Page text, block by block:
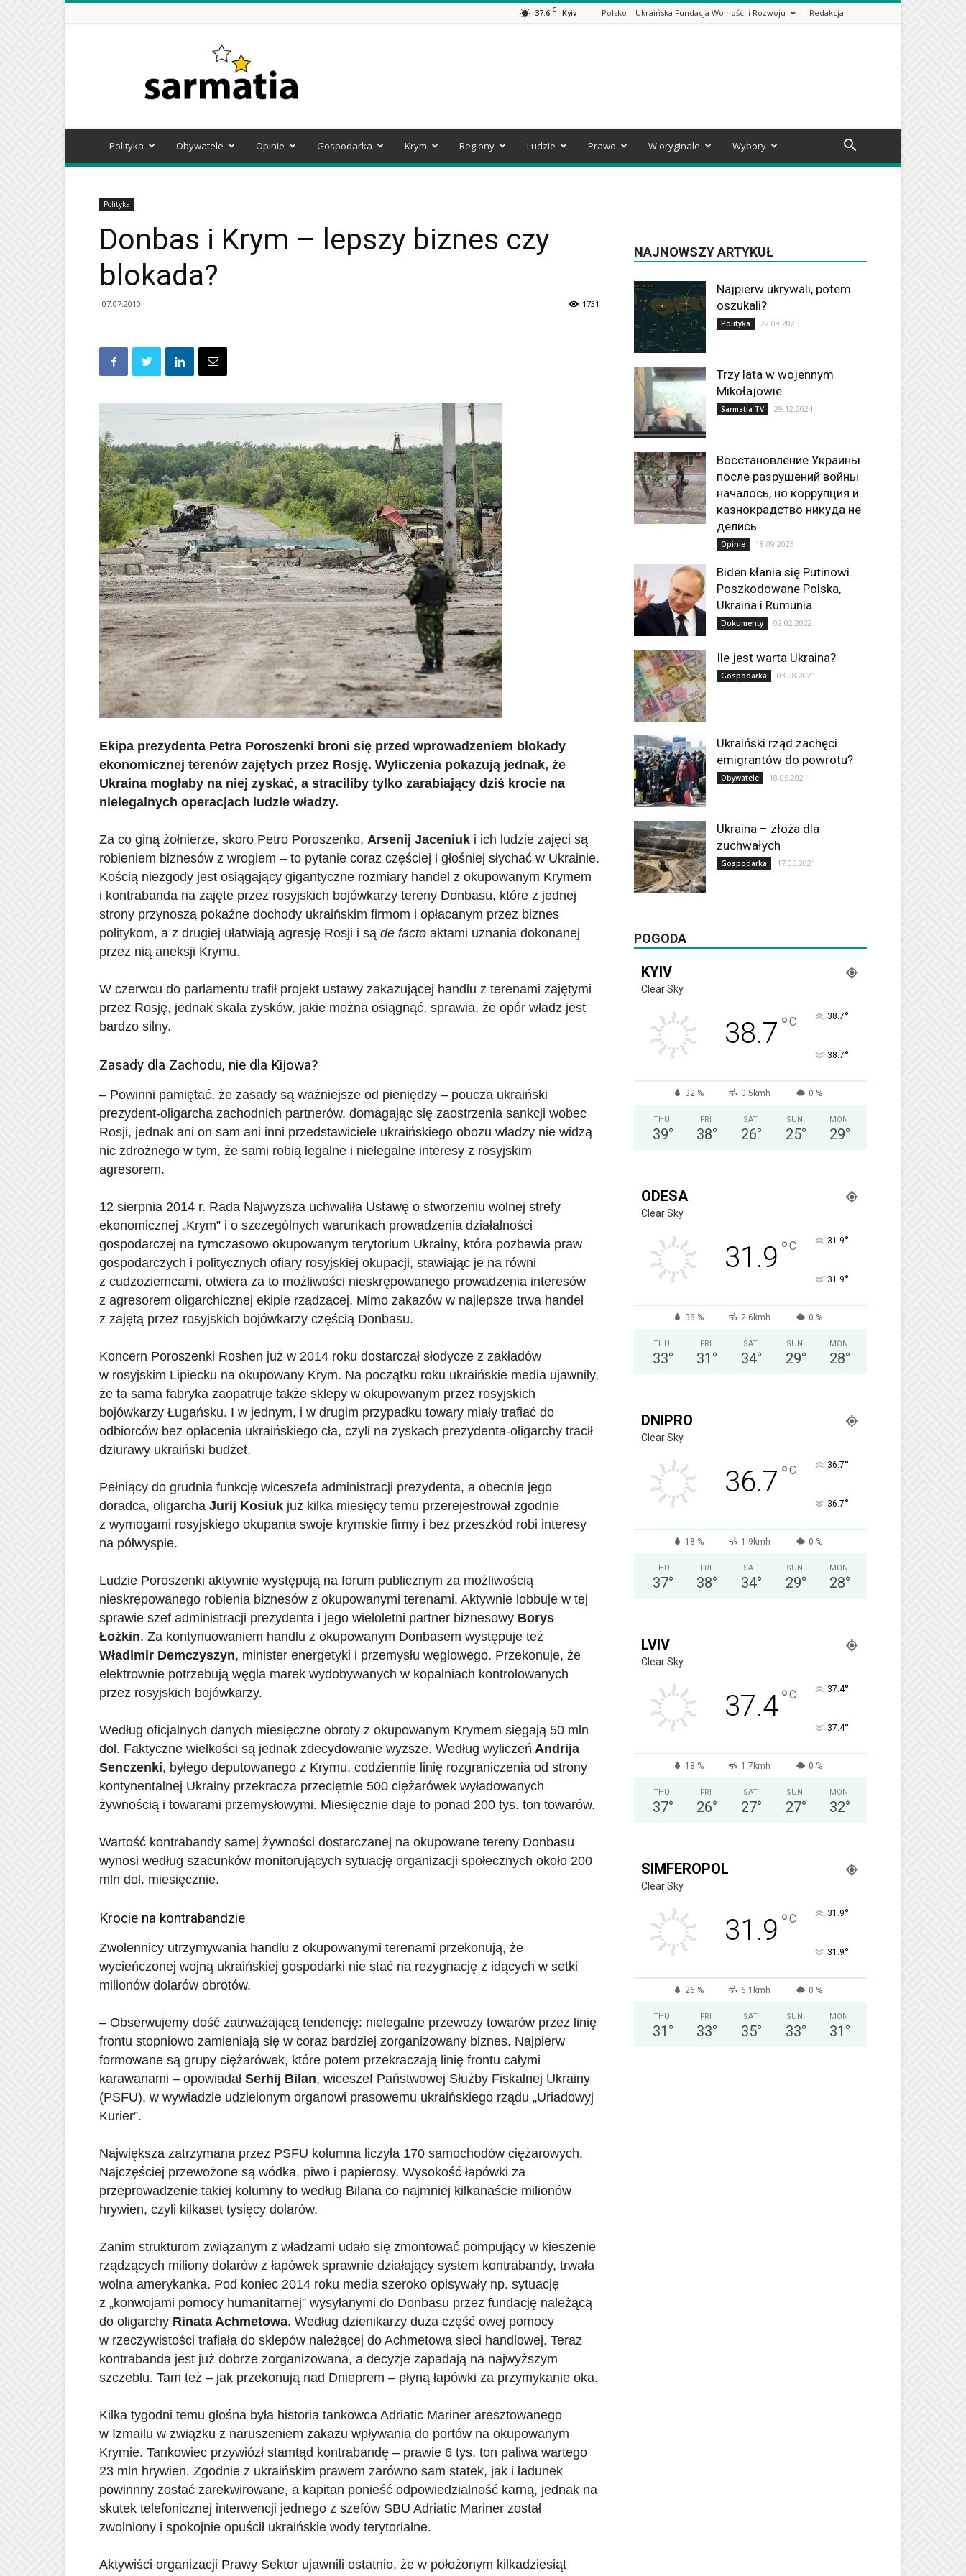
37.6 C Kyiv Polsko – Ukraińska Fundacja Wolności i Rozwoju Redakcja
Polityka Obywatele Opinie Gospodarka Krym Regiony Ludzie Prawo W oryginale Wybory
Polityka
Donbas i Krym – lepszy biznes czy
blokada?
07.07.2010 1731
Ekipa prezydenta Petra Poroszenki broni się przed wprowadzeniem blokady
ekonomicznej terenów zajętych przez Rosję. Wyliczenia pokazują jednak, że
Ukraina mogłaby na niej zyskać, a straciliby tylko zarabiający dziś krocie na
nielegalnych operacjach ludzie władzy.
Za co giną żołnierze, skoro Petro Poroszenko, Arsenij Jaceniuk i ich ludzie zajęci są
robieniem biznesów z wrogiem – to pytanie coraz częściej i głośniej słychać w Ukrainie.
Kością niezgody jest osiągający gigantyczne rozmiary handel z okupowanym Krymem
i kontrabanda na zajęte przez rosyjskich bojówkarzy tereny Donbasu, które z jednej
strony przynoszą pokaźne dochody ukraińskim firmom i opłacanym przez biznes
politykom, a z drugiej ułatwiają agresję Rosji i są de facto aktami uznania dokonanej
przez nią aneksji Krymu.
W czerwcu do parlamentu trafił projekt ustawy zakazującej handlu z terenami zajętymi
przez Rosję, jednak skala zysków, jakie można osiągnąć, sprawia, że opór władz jest
bardzo silny.
Zasady dla Zachodu, nie dla Kijowa?
– Powinni pamiętać, że zasady są ważniejsze od pieniędzy – poucza ukraiński
prezydent-oligarcha zachodnich partnerów, domagając się zaostrzenia sankcji wobec
Rosji, jednak ani on sam ani inni przedstawiciele ukraińskiego obozu władzy nie widzą
nic zdrożnego w tym, że sami robią legalne i nielegalne interesy z rosyjskim
agresorem.
12 sierpnia 2014 r. Rada Najwyższa uchwaliła Ustawę o stworzeniu wolnej strefy
ekonomicznej „Krym” i o szczególnych warunkach prowadzenia działalności
gospodarczej na tymczasowo okupowanym terytorium Ukrainy, która pozbawia praw
gospodarczych i politycznych ofiary rosyjskiej okupacji, stawiając je na równi
z cudzoziemcami, otwiera za to możliwości nieskrępowanego prowadzenia interesów
z agresorem oligarchicznej ekipie rządzącej. Mimo zakazów w najlepsze trwa handel
z zajętą przez rosyjskich bojówkarzy częścią Donbasu.
Koncern Poroszenki Roshen już w 2014 roku dostarczał słodycze z zakładów
w rosyjskim Lipiecku na okupowany Krym. Na początku roku ukraińskie media ujawniły,
że ta sama fabryka zaopatruje także sklepy w okupowanym przez rosyjskich
bojówkarzy Ługańsku. I w jednym, i w drugim przypadku towary miały trafiać do
odbiorców bez opłacenia ukraińskiego cła, czyli na zyskach prezydenta-oligarchy tracił
dziurawy ukraiński budżet.
Pełniący do grudnia funkcję wiceszefa administracji prezydenta, a obecnie jego
doradca, oligarcha Jurij Kosiuk już kilka miesięcy temu przerejestrował zgodnie
z wymogami rosyjskiego okupanta swoje krymskie firmy i bez przeszkód robi interesy
na półwyspie.
Ludzie Poroszenki aktywnie występują na forum publicznym za możliwością
nieskrępowanego robienia biznesów z okupowanymi terenami. Aktywnie lobbuje w tej
sprawie szef administracji prezydenta i jego wieloletni partner biznesowy Borys
Łożkin. Za kontynuowaniem handlu z okupowanym Donbasem występuje też
Władimir Demczyszyn, minister energetyki i przemysłu węglowego. Przekonuje, że
elektrownie potrzebują węgla marek wydobywanych w kopalniach kontrolowanych
przez rosyjskich bojówkarzy.
Według oficjalnych danych miesięczne obroty z okupowanym Krymem sięgają 50 mln
dol. Faktyczne wielkości są jednak zdecydowanie wyższe. Według wyliczeń Andrija
Senczenki, byłego deputowanego z Krymu, codziennie linię rozgraniczenia od strony
kontynentalnej Ukrainy przekracza przeciętnie 500 ciężarówek wyładowanych
żywnością i towarami przemysłowymi. Miesięcznie daje to ponad 200 tys. ton towarów.
Wartość kontrabandy samej żywności dostarczanej na okupowane tereny Donbasu
wynosi według szacunków monitorujących sytuację organizacji społecznych około 200
mln dol. miesięcznie.
Krocie na kontrabandzie
Zwolennicy utrzymywania handlu z okupowanymi terenami przekonują, że
wycieńczonej wojną ukraińskiej gospodarki nie stać na rezygnację z idących w setki
milionów dolarów obrotów.
– Obserwujemy dość zatrważającą tendencję: nielegalne przewozy towarów przez linię
frontu stopniowo zamieniają się w coraz bardziej zorganizowany biznes. Najpierw
formowane są grupy ciężarówek, które potem przekraczają linię frontu całymi
karawanami – opowiadał Serhij Bilan, wiceszef Państwowej Służby Fiskalnej Ukrainy
(PSFU), w wywiadzie udzielonym organowi prasowemu ukraińskiego rządu „Uriadowyj
Kurier”.
Największa zatrzymana przez PSFU kolumna liczyła 170 samochodów ciężarowych.
Najczęściej przewożone są wódka, piwo i papierosy. Wysokość łapówki za
przeprowadzenie takiej kolumny to według Bilana co najmniej kilkanaście milionów
hrywien, czyli kilkaset tysięcy dolarów.
Zanim strukturom związanym z władzami udało się zmontować pompujący w kieszenie
rządzących miliony dolarów z łapówek sprawnie działający system kontrabandy, trwała
wolna amerykanka. Pod koniec 2014 roku media szeroko opisywały np. sytuację
z „konwojami pomocy humanitarnej” wysyłanymi do Donbasu przez fundację należącą
do oligarchy Rinata Achmetowa. Według dzienikarzy duża część owej pomocy
w rzeczywistości trafiała do sklepów należącej do Achmetowa sieci handlowej. Teraz
kontrabanda jest już dobrze zorganizowana, a decyzje zapadają na najwyższym
szczeblu. Tam też – jak przekonują nad Dnieprem – płyną łapówki za przymykanie oka.
Kilka tygodni temu głośna była historia tankowca Adriatic Mariner aresztowanego
w Izmailu w związku z naruszeniem zakazu wpływania do portów na okupowanym
Krymie. Tankowiec przywiózł stamtąd kontrabandę – prawie 6 tys. ton paliwa wartego
23 mln hrywien. Zgodnie z ukraińskim prawem zarówno sam statek, jak i ładunek
powinnny zostać zarekwirowane, a kapitan ponieść odpowiedzialność karną, jednak na
skutek telefonicznej interwencji jednego z szefów SBU Adriatic Mariner został
zwolniony i spokojnie opuścił ukraińskie wody terytorialne.
Aktywiści organizacji Prawy Sektor ujawnili ostatnio, że w położonym kilkadziesiąt
NAJNOWSZY ARTYKUŁ
Najpierw ukrywali, potem
oszukali?
Polityka 22.09.2025
Trzy lata w wojennym
Mikołajowie
Sarmatia TV 29.12.2024
Восстановление Украины
после разрушений войны
началось, но коррупция и
казнокрадство никуда не
делись
Opinie 18.09.2023
Biden kłania się Putinowi.
Poszkodowane Polska,
Ukraina i Rumunia
Dokumenty 02.02.2022
Ile jest warta Ukraina?
Gospodarka 03.08.2021
Ukraiński rząd zachęci
emigrantów do powrotu?
Obywatele 18.05.2021
Ukraina – złoża dla
zuchwałych
Gospodarka 17.05.2021
POGODA
KYIV
Clear Sky
38.7 °C 38.7°
38.7°
32 % 0.5kmh 0 %
THU
39°
FRI
38°
SAT
26°
SUN
25°
MON
29°
ODESA
Clear Sky
31.9 °C 31.9°
31.9°
38 % 2.6kmh 0 %
THU
33°
FRI
31 °
SAT
34°
SUN
29°
MON
28°
DNIPRO
Clear Sky
36.7 °C 36.7°
36.7°
18 % 1.9kmh 0 %
THU
37°
FRI
38°
SAT
34°
SUN
29°
MON
28°
LVIV
Clear Sky
37.4°C 37.4°
37.4°
18 % 1.7kmh 0 %
THU
37°
FRI
26°
SAT
27°
SUN
27°
MON
32°
SIMFEROPOL
Clear Sky
31.9 °C 31.9°
31.9°
26 % 6.1kmh 0 %
THU
31 °
FRI
33°
SAT
35°
SUN
33°
MON
31 °